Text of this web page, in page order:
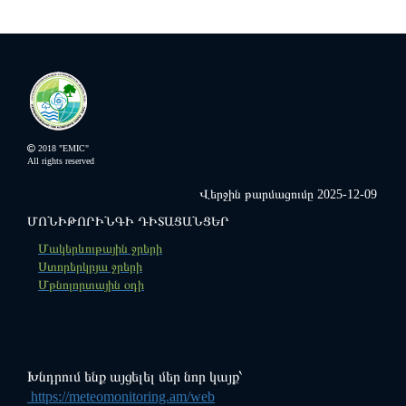
Էլեկտրոնային հարցումների
միասնական հարթակ
"ՍԵՎԱՆ" ազգային պարկ
2018 "EMIC"
All rights reserved
Վերջին թարմացումը 2025-12-09
ՄՈՆԻԹՈՐԻՆԳԻ ԴԻՏԱՑԱՆՑԵՐ
Մակերևութային ջրերի
Ստորերկրյա ջրերի
Մթնոլորտային օդի
Խնդրում ենք այցելել մեր նոր կայք՝
https://meteomonitoring.am/web